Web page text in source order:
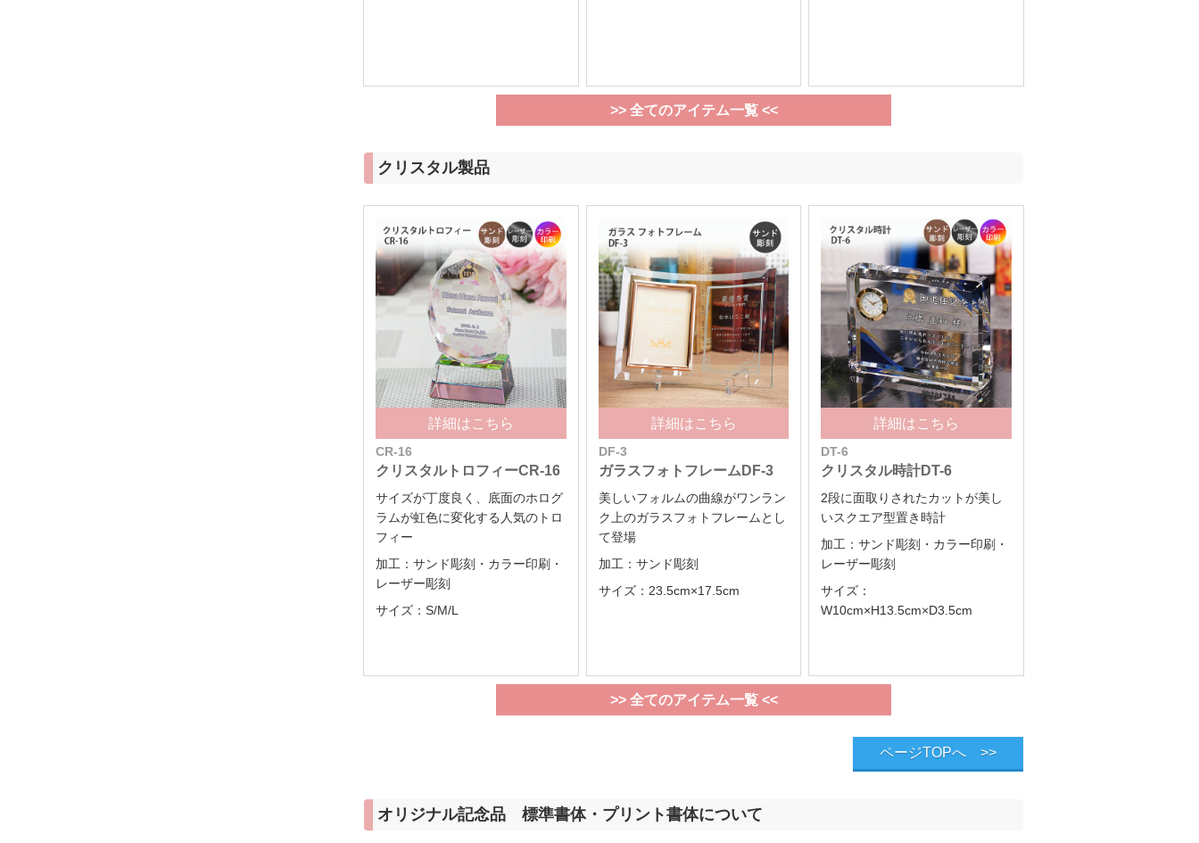
>> 全てのアイテム一覧 <<
クリスタル製品
詳細はこちら
CR-16
クリスタルトロフィーCR-16
サイズが丁度良く、底面のホログ
ラムが虹色に変化する人気のトロ
フィー
加工：サンド彫刻・カラー印刷・
レーザー彫刻
サイズ：S/M/L
詳細はこちら
DF-3
ガラスフォトフレームDF-3
美しいフォルムの曲線がワンラン
ク上のガラスフォトフレームとし
て登場
加工：サンド彫刻
サイズ：23.5cm×17.5cm
詳細はこちら
DT-6
クリスタル時計DT-6
2段に面取りされたカットが美し
いスクエア型置き時計
加工：サンド彫刻・カラー印刷・
レーザー彫刻
サイズ：
W10cm×H13.5cm×D3.5cm
>> 全てのアイテム一覧 <<
ページTOPへ >>
オリジナル記念品 標準書体・プリント書体について